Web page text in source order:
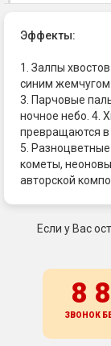
Эффекты:
1. Залпы
синим
3. Парчовые
ночное небо. 4.
превращаются в
5.
кометы,
авторской
Если у Вас
8
ЗВОНОК